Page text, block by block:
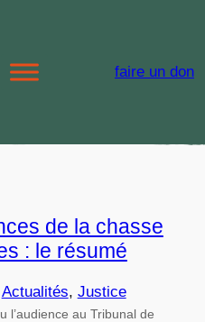
faire un don
de la chasse
: le résumé
Actualités, Justice
l’audience au Tribunal de